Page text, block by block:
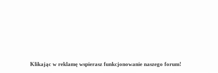
Klikając w reklamę wspierasz funkcjonowanie naszego forum!